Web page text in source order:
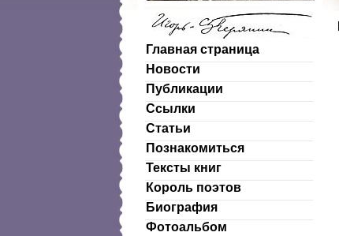
Главная страница
Новости
Публикации
Ссылки
Статьи
Познакомиться
Тексты книг
Король поэтов
Биография
Фотоальбом